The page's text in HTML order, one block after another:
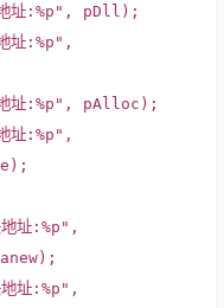
址:%p" , pDll);
址:%p" ,
址:%p" , pAlloc);
址:%p" ,
址:%p" ,
址:%p" ,